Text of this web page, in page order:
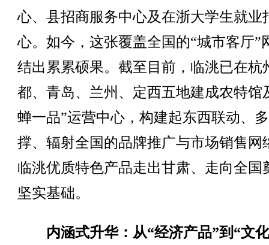
心、县招商服务中心及在浙大学生就业
心。如今，这张覆盖全国的“城市客厅”
结出累累硕果。截至目前，临洮已在杭
都、青岛、兰州、定西五地建成农特馆
蝉一品”运营中心，构建起东西联动、
撑、辐射全国的品牌推广与市场销售网
临洮优质特色产品走出甘肃、走向全国
坚实基础。
内涵式升华：从“经济产品”到“文